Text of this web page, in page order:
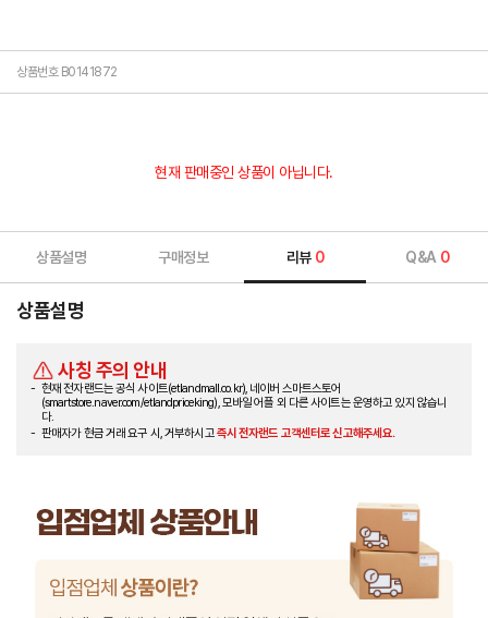
상품번호 B0141872
현재 판매중인 상품이 아닙니다.
상품설명 구매정보 리뷰 0 Q&A 0
상품설명
사칭 주의 안내
현재 전자랜드는 공식 사이트(etlandmall.co.kr), 네이버 스마트스토어
(smartstore.naver.com/etlandpriceking), 모바일 어플 외 다른 사이트는 운영하고 있지 않습니
다.
판매자가 현금 거래 요구 시, 거부하시고즉시 전자랜드 고객센터로 신고해주세요.